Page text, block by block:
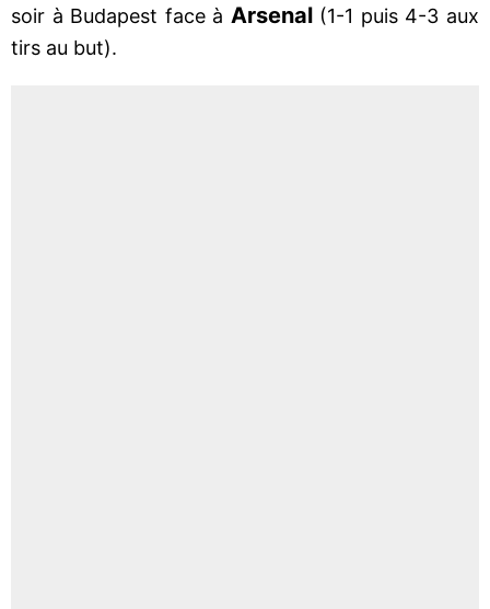
soir à Budapest face à Arsenal (1-1 puis 4-3 aux
tirs au but).